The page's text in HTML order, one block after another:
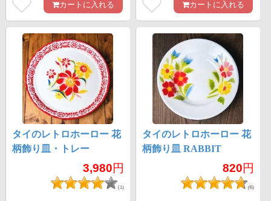
カートに入れる カートに入れる
タイのレトロホーロー 花
柄飾り皿・トレー
RABBIT BRAND〔約
45cm×約4.3cm〕
3,980円
(1)
タイのレトロホーロー 花
柄飾り皿 RABBIT
BRAND〔約20.5cm×約
820円
(6)